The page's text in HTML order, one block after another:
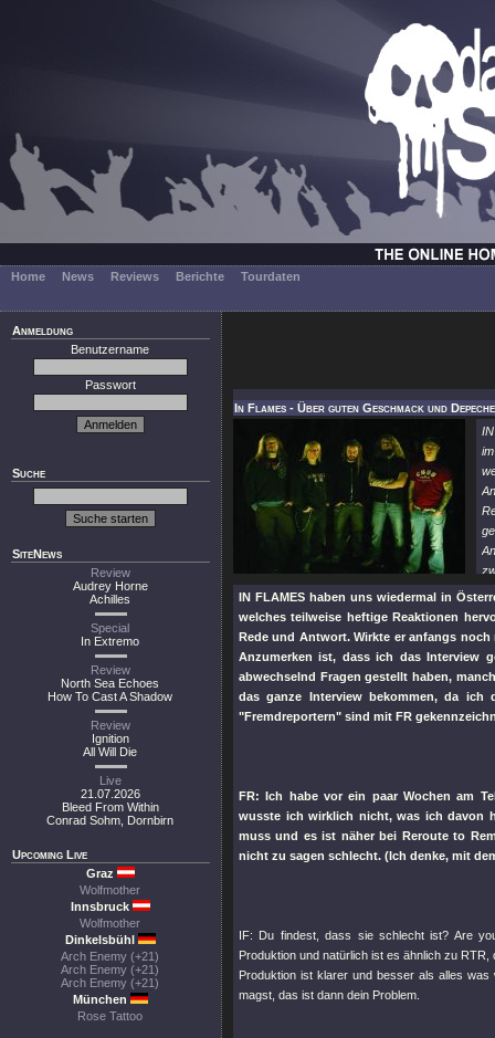
Home News Reviews Berichte Tourdaten
Anmeldung
Benutzername
Passwort
Suche
SiteNews
Review
Audrey Horne
Achilles
Special
In Extremo
Review
North Sea Echoes
How To Cast A Shadow
Review
Ignition
All Will Die
Live
21.07.2026
Bleed From Within
Conrad Sohm, Dornbirn
Upcoming Live
Graz
Wolfmother
Innsbruck
Wolfmother
Dinkelsbühl
Arch Enemy (+21)
Arch Enemy (+21)
Arch Enemy (+21)
München
Rose Tattoo
In Flames - Über guten Geschmack und
IN FLAMES haben uns wiedermal in
welches teilweise heftige Reaktionen
Rede und Antwort. Wirkte er anfangs
Anzumerken ist, dass ich das Interview
abwechselnd Fragen gestellt haben,
das ganze Interview bekommen, da ich
"Fremdreportern" sind mit FR
FR: Ich habe vor ein paar Wochen am
wusste ich wirklich nicht, was ich davon
muss und es ist näher bei Reroute to
nicht zu sagen schlecht. (Ich denke, mit
IF: Du findest, dass sie schlecht ist? Are
Produktion und natürlich ist es ähnlich zu
Produktion ist klarer und besser als alles
magst, das ist dann dein Problem.